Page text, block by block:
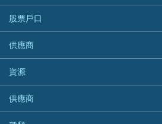
最佳循環貸款
National Resources 中潤物業按揭
OCBC 華僑銀行
PrimeCredit 安信信貸
Promise 邦民日本財務
Rabbit Credit月兔信貸
Standard Chartered 渣打銀行
UA 亞洲聯合財務
銀聯信用卡
高獎賞信用卡推薦
酒店信用卡
東亞銀行
SIM
Airwallex信用卡
機票優惠碼
寵物保險
定期人壽保險
危疾保險
年金資訊
樓宇火險
韓國旅遊保險及資訊
歐洲旅遊保險及資訊
越南旅遊保險及資訊
澳洲旅遊保險及資訊
長者嘆世界
家庭親子遊
AIG 美亞
Allianz 安聯
Allied World 世聯
Avo
中國銀行
Bolttech 保特
Blue Cross 藍十字
大新汽車保險
中銀汽車保險
Allianz安聯汽車保險
bolttech保障汽車保險
Zurich蘇黎世汽車保險
QBE昆士蘭汽車保險
平安汽車保險
股票戶口
富途證券
IB盈透證券
老虎證券
uSMART 盈立證券
華盛証券
供應商
富途牛牛好唔好？
Webull微牛證券好唔好？
Longbridge長橋證券好唔好？
老虎證券好唔好？
資源
股票戶口開戶
證券行邊間好？
供應商